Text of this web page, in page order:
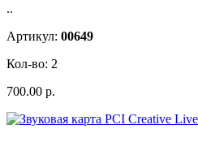
..
Артикул: 00649
Кол-во: 2
700.00 р.